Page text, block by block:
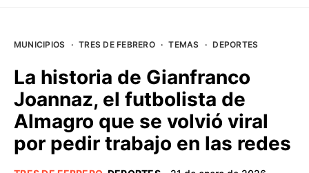
BUENOS AIRES
PROVINCIAS
MUNICIPIOS · TRES DE FEBRERO · TEMAS · DEPORTES
La historia de Gianfranco
Joannaz, el futbolista de
Almagro que se volvió viral
por pedir trabajo en las redes